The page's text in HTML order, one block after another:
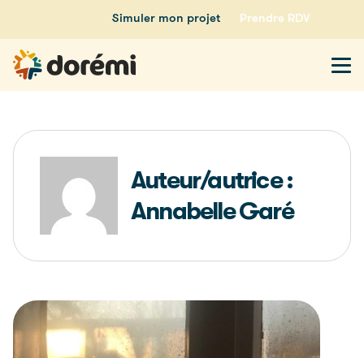
Simuler mon projet Prendre RDV
Auteur/autrice :
Annabelle Garé